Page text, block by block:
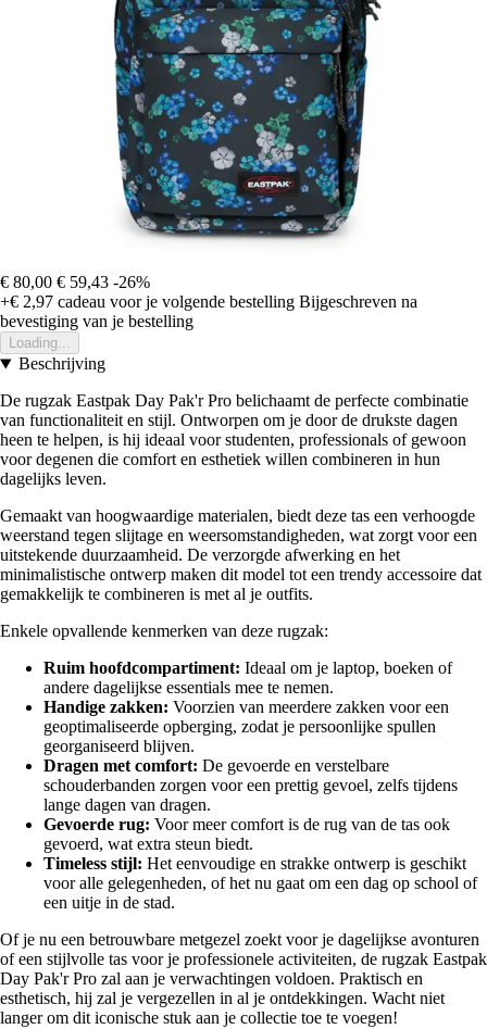
€ 80,00 € 59,43 -26%
+€ 2,97 cadeau voor je volgende bestelling Bijgeschreven na
bevestiging van je bestelling
Loading...
Beschrijving
De rugzak Eastpak Day Pak'r Pro belichaamt de perfecte combinatie
van functionaliteit en stijl. Ontworpen om je door de drukste dagen
heen te helpen, is hij ideaal voor studenten, professionals of gewoon
voor degenen die comfort en esthetiek willen combineren in hun
dagelijks leven.
Gemaakt van hoogwaardige materialen, biedt deze tas een verhoogde
weerstand tegen slijtage en weersomstandigheden, wat zorgt voor een
uitstekende duurzaamheid. De verzorgde afwerking en het
minimalistische ontwerp maken dit model tot een trendy accessoire dat
gemakkelijk te combineren is met al je outfits.
Enkele opvallende kenmerken van deze rugzak:
Ruim hoofdcompartiment: Ideaal om je laptop, boeken of
andere dagelijkse essentials mee te nemen.
Handige zakken: Voorzien van meerdere zakken voor een
geoptimaliseerde opberging, zodat je persoonlijke spullen
georganiseerd blijven.
Dragen met comfort: De gevoerde en verstelbare
schouderbanden zorgen voor een prettig gevoel, zelfs tijdens
lange dagen van dragen.
Gevoerde rug: Voor meer comfort is de rug van de tas ook
gevoerd, wat extra steun biedt.
Timeless stijl: Het eenvoudige en strakke ontwerp is geschikt
voor alle gelegenheden, of het nu gaat om een dag op school of
een uitje in de stad.
Of je nu een betrouwbare metgezel zoekt voor je dagelijkse avonturen
of een stijlvolle tas voor je professionele activiteiten, de rugzak Eastpak
Day Pak'r Pro zal aan je verwachtingen voldoen. Praktisch en
esthetisch, hij zal je vergezellen in al je ontdekkingen. Wacht niet
langer om dit iconische stuk aan je collectie toe te voegen!